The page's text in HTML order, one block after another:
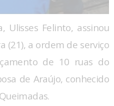
Ulisses Felinto, assinou
(21), a ordem de serviço
de 10 ruas do
de Araújo, conhecido